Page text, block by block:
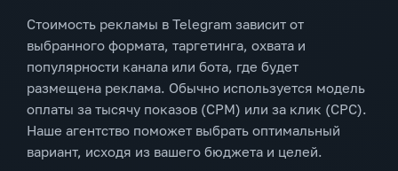
Стоимость рекламы в Telegram зависит от
выбранного формата, таргетинга, охвата и
популярности канала или бота, где будет
размещена реклама. Обычно используется модель
оплаты за тысячу показов (CPM) или за клик (CPC).
Наше агентство поможет выбрать оптимальный
вариант, исходя из вашего бюджета и целей.